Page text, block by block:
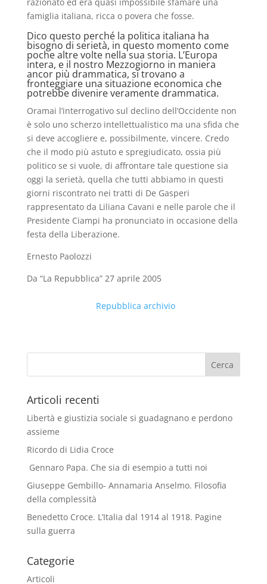
famiglia italiana, ricca o povera che fosse.
Dico questo perché la politica italiana ha
bisogno di serietà, in questo momento come
poche altre volte nella sua storia. L’Europa
intera, e il nostro Mezzogiorno in maniera
ancor più drammatica, si trovano a
fronteggiare una situazione economica che
potrebbe divenire veramente drammatica.
Oramai l’interrogativo sul declino dell’Occidente non
è solo uno scherzo intellettualistico ma una sfida che
si deve accogliere e, possibilmente, vincere. Credo
che il modo più astuto e spregiudicato, ossia più
politico se si vuole, di affrontare tale questione sia
oggi la serietà, quella che tutti abbiamo in questi
giorni riscontrato nei tratti di De Gasperi
rappresentato da Liliana Cavani e nelle parole che il
Presidente Ciampi ha pronunciato in occasione della
festa della Liberazione.
Ernesto Paolozzi
Da “La Repubblica” 27 aprile 2005
Repubblica archivio
Articoli recenti
Libertà e giustizia sociale si guadagnano e perdono
assieme
Ricordo di Lidia Croce
Gennaro Papa. Che sia di esempio a tutti noi
Giuseppe Gembillo- Annamaria Anselmo. Filosofia
della complessità
Benedetto Croce. L’Italia dal 1914 al 1918. Pagine
sulla guerra
Categorie
Articoli